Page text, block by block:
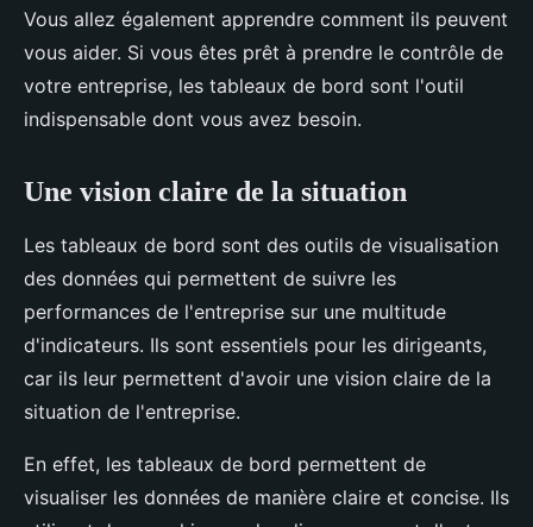
Vous allez également apprendre comment ils peuvent
vous aider. Si vous êtes prêt à prendre le contrôle de
votre entreprise, les tableaux de bord sont l'outil
indispensable dont vous avez besoin.
Une vision claire de la situation
Les tableaux de bord sont des outils de visualisation
des données qui permettent de suivre les
performances de l'entreprise sur une multitude
d'indicateurs. Ils sont essentiels pour les dirigeants,
car ils leur permettent d'avoir une vision claire de la
situation de l'entreprise.
En effet, les tableaux de bord permettent de
visualiser les données de manière claire et concise. Ils